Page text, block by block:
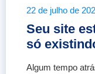
22 de julho de
Seu site
só
Algum tempo